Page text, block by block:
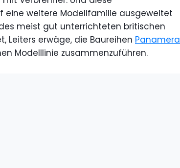
eine weitere Modellfamilie ausgeweitet
meist gut unterrichteten britischen
Leiters erwäge, die Baureihen Panamera
Modelllinie zusammenzuführen.